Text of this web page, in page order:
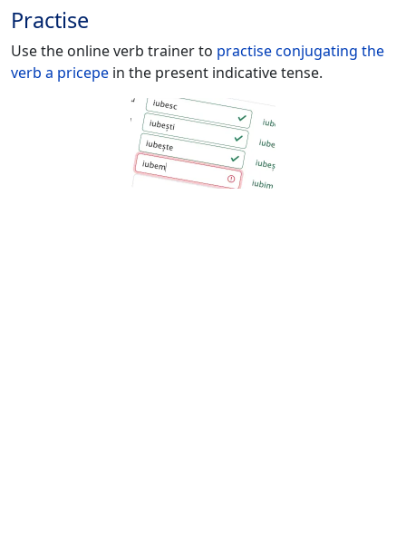
Practise
Use the online verb trainer to practise conjugating the
verb a pricepe in the present indicative tense.